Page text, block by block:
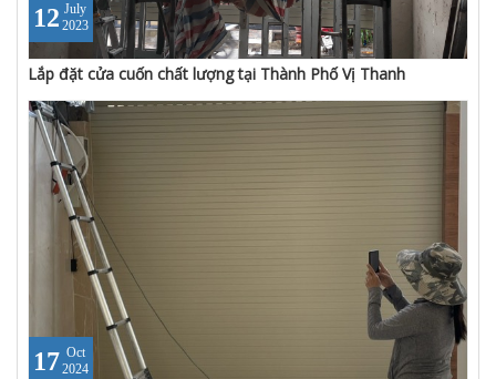
12 July
2023
Lắp đặt cửa cuốn chất lượng tại Thành Phố Vị Thanh
17 Oct
2024